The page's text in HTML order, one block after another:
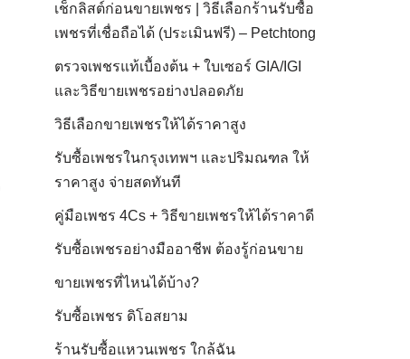
เช็กลิสต์ก่อนขายเพชร | วิธีเลือกร้านรับซื้อ
เพชรที่เชื่อถือได้ (ประเมินฟรี) – Petchtong
ตรวจเพชรแท้เบื้องต้น + ใบเซอร์ GIA/IGI
และวิธีขายเพชรอย่างปลอดภัย
วิธีเลือกขายเพชรให้ได้ราคาสูง
รับซื้อเพชรในกรุงเทพฯ และปริมณฑล ให้
ราคาสูง จ่ายสดทันที
คู่มือเพชร 4Cs + วิธีขายเพชรให้ได้ราคาดี
รับซื้อเพชรอย่างมืออาชีพ ต้องรู้ก่อนขาย
ขายเพชรที่ไหนได้บ้าง?
รับซื้อเพชร ดิโอสยาม
ร้านรับซื้อแหวนเพชร ใกล้ฉัน